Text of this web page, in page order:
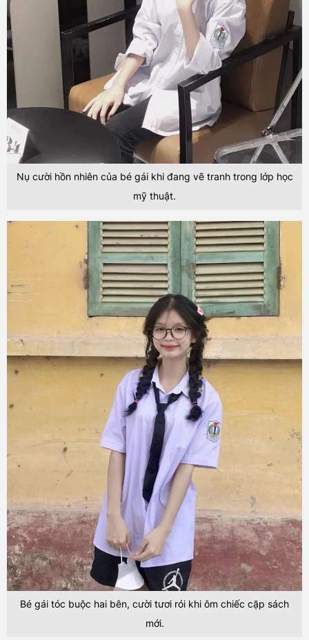
Nụ cười hồn nhiên của bé gái khi đang vẽ tranh trong lớp học
mỹ thuật.
Bé gái tóc buộc hai bên, cười tươi rói khi ôm chiếc cặp sách
mới.